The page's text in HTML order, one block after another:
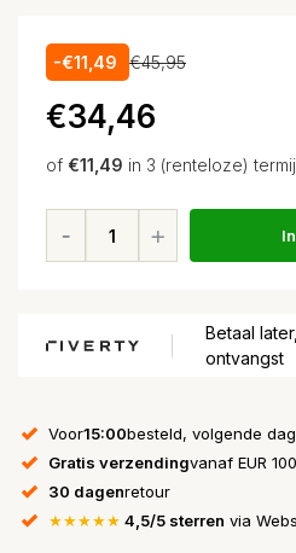
-€11,49 €45,95
€34,46
of €11,49 in 3 (renteloze)
Betaal
ontvangst
Voor15:00besteld, volgende
Gratis verzendingvanaf EUR
30 dagenretour
★★★★★ 4,5/5 sterren via